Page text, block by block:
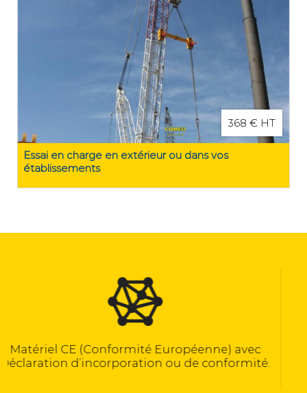
368 € HT
Essai en charge en extérieur ou dans vos
établissements